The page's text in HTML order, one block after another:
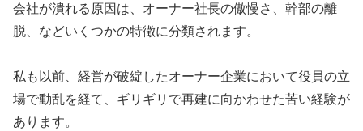
会社が潰れる原因は、オーナー社長の傲慢さ、幹部の離
脱、などいくつかの特徴に分類されます。
私も以前、経営が破綻したオーナー企業において役員の立
場で動乱を経て、ギリギリで再建に向かわせた苦い経験が
あります。